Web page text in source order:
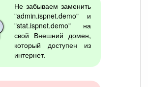
Не забываем заменить
"admin.ispnet.demo" и
"stat.ispnet.demo" на
свой Внешний домен,
который доступен из
интернет.